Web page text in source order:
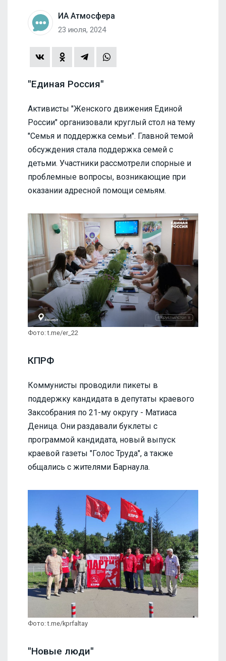
ИА Атмосфера
23 июля, 2024
"Единая Россия"
Активисты "Женского движения Единой
России" организовали круглый стол на тему
"Семья и поддержка семьи". Главной темой
обсуждения стала поддержка семей с
детьми. Участники рассмотрели спорные и
проблемные вопросы, возникающие при
оказании адресной помощи семьям.
Фото: t.me/er_22
КПРФ
Коммунисты проводили пикеты в
поддержку кандидата в депутаты краевого
Заксобрания по 21-му округу - Матиаса
Деница. Они раздавали буклеты с
программой кандидата, новый выпуск
краевой газеты "Голос Труда", а также
общались с жителями Барнаула.
Фото: t.me/kprfaltay
"Новые люди"